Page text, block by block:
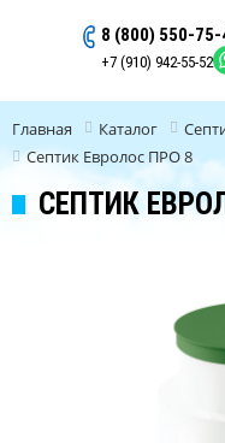
8 (800) 550-75-
+7 (910) 942-55-52
Главная Каталог
Септик Евролос ПРО 8
СЕПТИК